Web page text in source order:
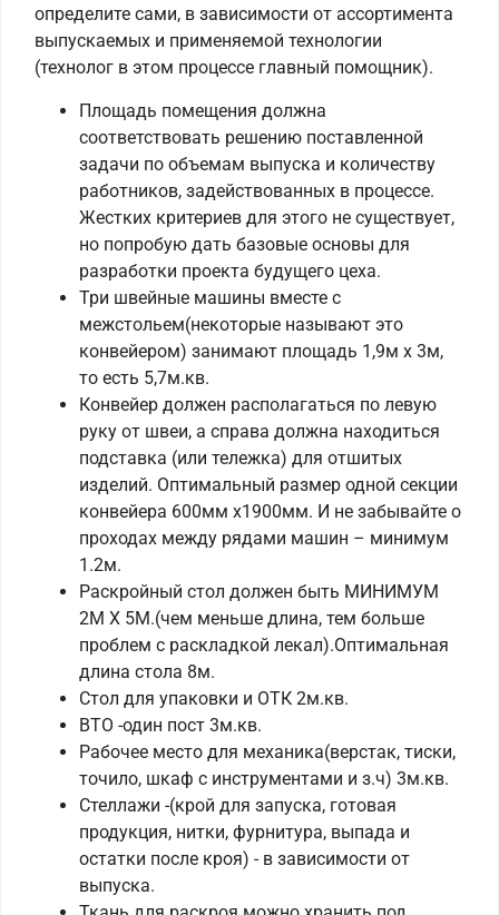
определите сами, в зависимости от ассортимента
выпускаемых и применяемой технологии
(технолог в этом процессе главный помощник).
Площадь помещения должна
соответствовать решению поставленной
задачи по объемам выпуска и количеству
работников, задействованных в процессе.
Жестких критериев для этого не существует,
но попробую дать базовые основы для
разработки проекта будущего цеха.
Три швейные машины вместе с
межстольем(некоторые называют это
конвейером) занимают площадь 1,9м х 3м,
то есть 5,7м.кв.
Конвейер должен располагаться по левую
руку от швеи, а справа должна находиться
подставка (или тележка) для отшитых
изделий. Оптимальный размер одной секции
конвейера 600мм х1900мм. И не забывайте о
проходах между рядами машин – минимум
1.2м.
Раскройный стол должен быть МИНИМУМ
2М Х 5М.(чем меньше длина, тем больше
проблем с раскладкой лекал).Оптимальная
длина стола 8м.
Стол для упаковки и ОТК 2м.кв.
ВТО -один пост 3м.кв.
Рабочее место для механика(верстак, тиски,
точило, шкаф с инструментами и з.ч) 3м.кв.
Стеллажи -(крой для запуска, готовая
продукция, нитки, фурнитура, выпада и
остатки после кроя) - в зависимости от
выпуска.